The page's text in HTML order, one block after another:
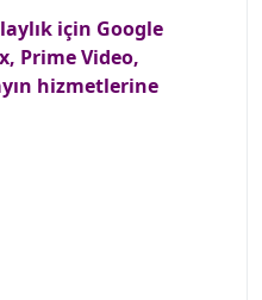
için Google
Prime Video,
hizmetlerine